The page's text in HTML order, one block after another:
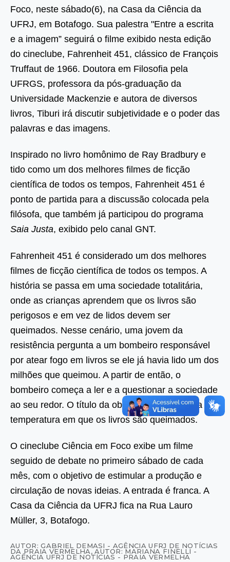
Foco, neste sábado(6), na Casa da Ciência da
UFRJ, em Botafogo. Sua palestra "Entre a escrita
e a imagem” seguirá o filme exibido nesta edição
do cineclube, Fahrenheit 451, clássico de François
Truffaut de 1966. Doutora em Filosofia pela
UFRGS, professora da pós-graduação da
Universidade Mackenzie e autora de diversos
livros, Tiburi irá discutir subjetividade e o poder das
palavras e das imagens.
Inspirado no livro homônimo de Ray Bradbury e
tido como um dos melhores filmes de ficção
científica de todos os tempos, Fahrenheit 451 é
ponto de partida para a discussão colocada pela
filósofa, que também já participou do programa
Saia Justa, exibido pelo canal GNT.
Fahrenheit 451 é considerado um dos melhores
filmes de ficção científica de todos os tempos. A
história se passa em uma sociedade totalitária,
onde as crianças aprendem que os livros são
perigosos e em vez de lidos devem ser
queimados. Nesse cenário, uma jovem da
resistência pergunta a um bombeiro responsável
por atear fogo em livros se ele já havia lido um dos
milhões que queimou. A partir de então, o
bombeiro começa a ler e a questionar a sociedade
ao seu redor. O título da obra é uma referência à
temperatura em que os livros são queimados.
O cineclube Ciência em Foco exibe um filme
seguido de debate no primeiro sábado de cada
mês, com o objetivo de estimular a produção e
circulação de novas ideias. A entrada é franca. A
Casa da Ciência da UFRJ fica na Rua Lauro
Müller, 3, Botafogo.
AUTOR: GABRIEL DEMASI - AGÊNCIA UFRJ DE NOTÍCIAS
DA PRAIA VERMELHA,AUTOR: MARIANA FINELLI -
AGÊNCIA UFRJ DE NOTÍCIAS - PRAIA VERMELHA